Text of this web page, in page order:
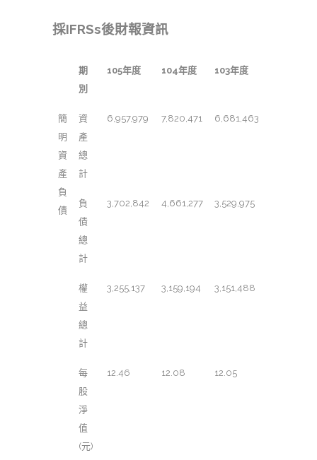
採IFRSs後財報資訊
期
別
105年度 104年度 103年度
簡
明
資
產
負
債
資
產
總
計
6,957,979 7,820,471 6,681,463
負
債
總
計
3,702,842 4,661,277 3,529,975
權
益
總
計
3,255,137 3,159,194 3,151,488
每
股
淨
值
(元)
12.46 12.08 12.05